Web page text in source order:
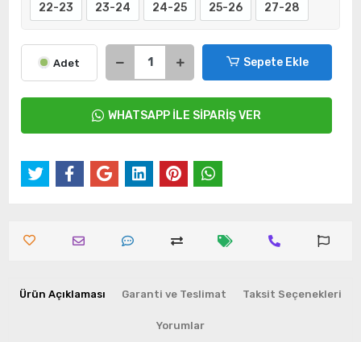
22-23
23-24 24-25 25-26 27-28
Adet Sepete Ekle
WHATSAPP İLE SİPARİŞ VER
Ürün Açıklaması Garanti ve Teslimat Taksit Seçenekleri
Yorumlar